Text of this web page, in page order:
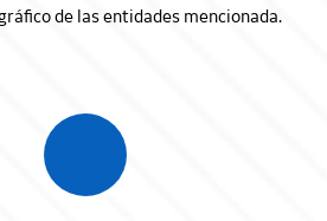
de las entidades mencionada.